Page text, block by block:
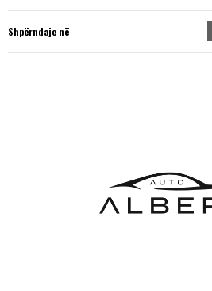
Shpërndaje në